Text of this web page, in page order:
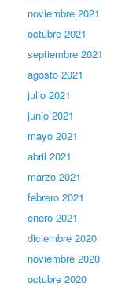
noviembre 2021
octubre 2021
septiembre 2021
agosto 2021
julio 2021
junio 2021
mayo 2021
abril 2021
marzo 2021
febrero 2021
enero 2021
diciembre 2020
noviembre 2020
octubre 2020